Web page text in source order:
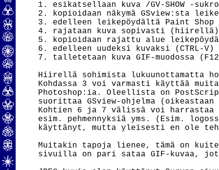
1. esikatsellaan kuva /GV-SHOW -
2. kopioidaan näkymä GSview:sta
3. edelleen leikepöydältä Paint Shop
4. rajataan kuva sopivasti (hiirellä)
5. kopioidaan rajattu alue
6. edelleen uudeksi kuvaksi (CTRL-V)
7. talletetaan kuva GIF-muodossa
Hiirellä sohimista lukuunottamatta
Kohdassa 3 voi varmasti käyttää
Photoshop:ia. Oleellista on
suorittaa GSview-ohjelma
Kohtien 6 ja 7 välissä voi
esim. pehmennyksiä yms. (Esim.
käyttänyt, mutta yleisesti en ole
Muitakin tapoja lienee, tämä on
sivuilla on pari sataa GIF-kuvaa,